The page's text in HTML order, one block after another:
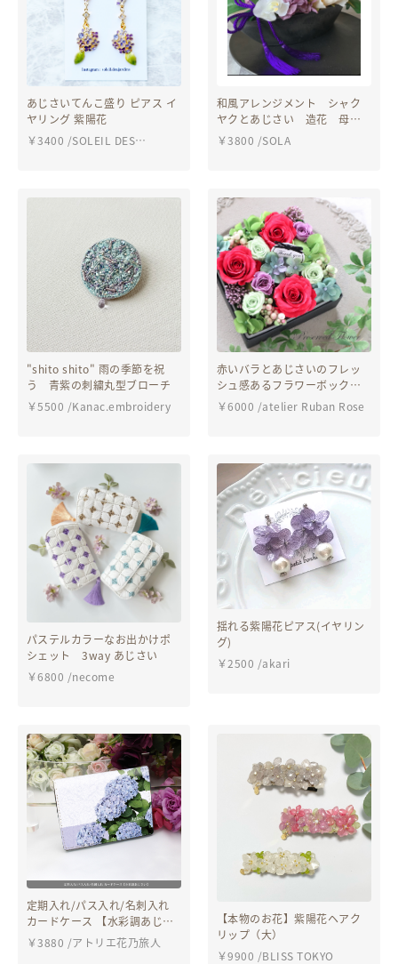
あじさいてんこ盛り ピアス イ
ヤリング 紫陽花
￥3400 /SOLEIL DES
和風アレンジメント シャク
ヤクとあじさい 造花 母の
日 アーティシャルフラワ
ー ギフト 造花 和モダ
￥3800 /SOLA
"shito shito" 雨の季節を祝
う 青紫の刺繍丸型ブローチ
￥5500 /Kanac.embroidery
赤いバラとあじさいのフレッ
シュ感あるフラワーボックス
｜誕生日・敬老の日・退職祝
い pre.040
￥6000 /atelier Ruban Rose
パステルカラーなお出かけポ
シェット 3way あじさい
￥6800 /necome
揺れる紫陽花ピアス(イヤリン
グ)
￥2500 /akari
定期入れ/パス入れ/名刺入れ
カードケース 【水彩調あじさ
い】（名入れ可）
￥3880 /アトリエ花乃旅人
【本物のお花】紫陽花ヘアク
リップ（大）
￥9900 /BLISS TOKYO